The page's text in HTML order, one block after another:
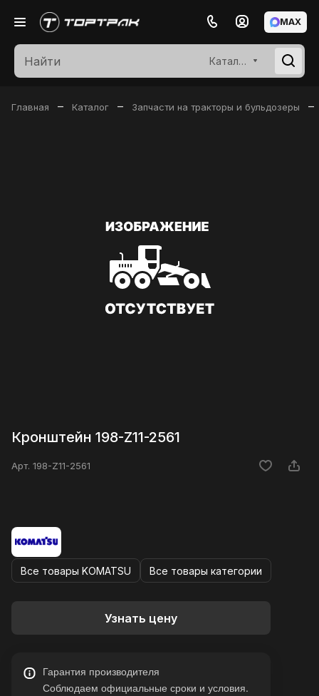
Каталог
MAX
Главная – Каталог – Запчасти на тракторы и бульдозеры –
Кронштейн 198-Z11-2561
Арт. 198-Z11-2561
Все товары KOMATSU Все товары категории
Узнать цену
Гарантия производителя
Соблюдаем официальные сроки и условия.